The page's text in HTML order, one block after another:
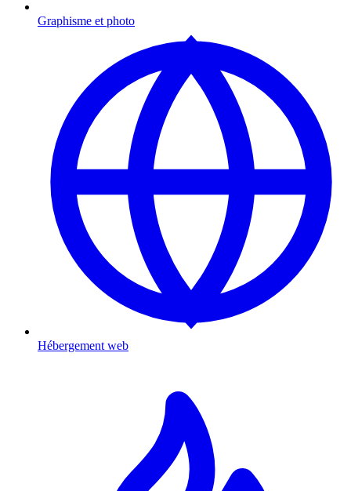
Graphisme et photo
Hébergement web